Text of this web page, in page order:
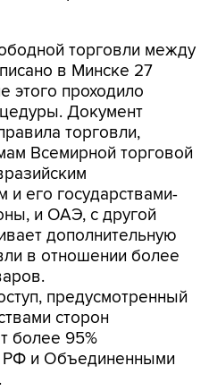
торговли между
в Минске 27
этого проходило
Документ
торговли,
Всемирной торговой
его государствами-
и ОАЭ, с другой
дополнительную
в отношении более
предусмотренный
сторон
более 95%
РФ и Объединенными